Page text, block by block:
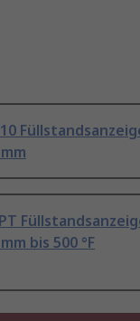
bis 500 °F